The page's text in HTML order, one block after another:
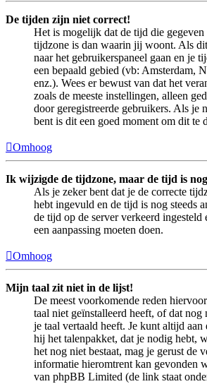
De tijden zijn niet correct!
Het is mogelijk dat de tijd die
tijdzone is dan waarin jij woont. Als
naar het gebruikerspaneel gaan en je
een bepaald gebied (vb: Amsterdam,
enz.). Wees er bewust van dat het
zoals de meeste instellingen, alleen
door geregistreerde gebruikers. Als je
bent is dit een goed moment om dit te
Omhoog
Ik wijzigde de tijdzone, maar de tijd is
Als je zeker bent dat je de correcte
hebt ingevuld en de tijd is nog steeds
de tijd op de server verkeerd ingesteld
een aanpassing moeten doen.
Omhoog
Mijn taal zit niet in de lijst!
De meest voorkomende reden
taal niet geïnstalleerd heeft, of dat
je taal vertaald heeft. Je kunt altijd aan
hij het talenpakket, dat je nodig hebt,
het nog niet bestaat, mag je gerust de
informatie hieromtrent kan gevonden
van phpBB Limited (de link staat